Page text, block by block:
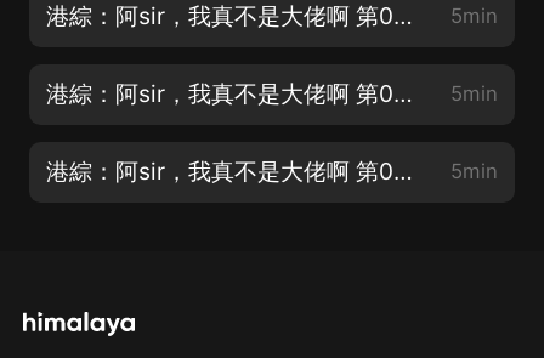
港綜：阿sir，我真不是大佬啊 第006集 談判 5min
港綜：阿sir，我真不是大佬啊 第007集 花佛 5min
港綜：阿sir，我真不是大佬啊 第008集 衝突 5min